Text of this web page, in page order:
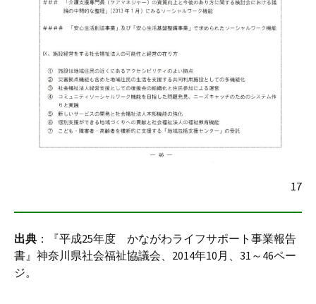
17
出典 ：『平成25年度 かながわライフサポート事業報告
書』神奈川県社会福祉協議会、2014年10月、31～46ペー
ジ。